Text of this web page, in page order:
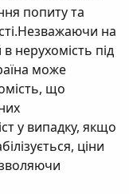
попиту та
на
нерухомість під
може
що
у випадку, якщо
ціни